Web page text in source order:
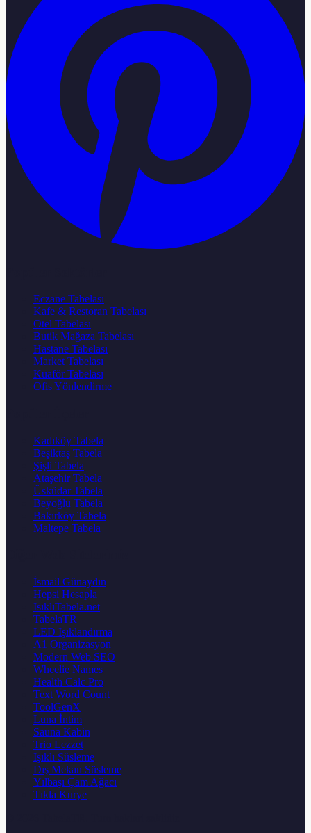
Eczane Tabelası
Kafe & Restoran Tabelası
Otel Tabelası
Butik Mağaza Tabelası
Hastane Tabelası
Market Tabelası
Kuaför Tabelası
Ofis Yönlendirme
Kadıköy Tabela
Beşiktaş Tabela
Şişli Tabela
Ataşehir Tabela
Üsküdar Tabela
Beyoğlu Tabela
Bakırköy Tabela
Maltepe Tabela
İsmail Günaydın
Hepsi Hesapla
IsıklıTabela.net
TabelaTR
LED Işıklandırma
A1 Organizasyon
Modern Web SEO
Wheelie Names
Health Calc Pro
Text Word Count
ToolGenX
Luna İntim
Sauna Kabin
Trio Lezzet
Işıklı Süsleme
Dış Mekan Süsleme
Yılbaşı Çam Ağacı
Tıkla Kurye